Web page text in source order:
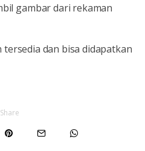
gambar dari rekaman
dan bisa didapatkan
Share